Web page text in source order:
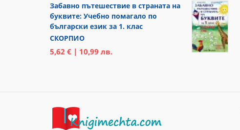
Забавно пътешествие в страната на
буквите: Учебно помагало по
български език за 1. клас
СКОРПИО
5,62 € | 10,99 лв.